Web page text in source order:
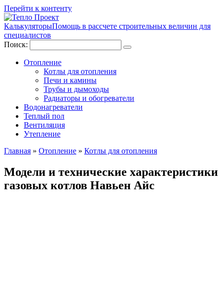
Перейти к контенту
КалькуляторыПомощь в рассчете строительных величин для
специалистов
Поиск:
Отопление
Котлы для отопления
Печи и камины
Трубы и дымоходы
Радиаторы и обогреватели
Водонагреватели
Теплый пол
Вентиляция
Утепление
Главная » Отопление » Котлы для отопления
Модели и технические характеристики
газовых котлов Навьен Айс